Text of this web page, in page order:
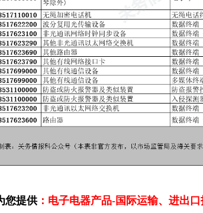
您提供：电子电器产品-国际运输、进出